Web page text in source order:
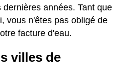
années. Tant que
vous n'êtes pas obligé de
facture d'eau.
villes de